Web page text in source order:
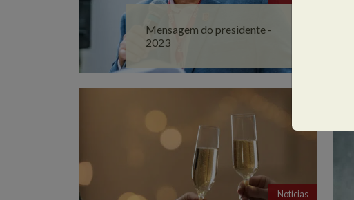
Mensagem do presidente -
2023
Notícias